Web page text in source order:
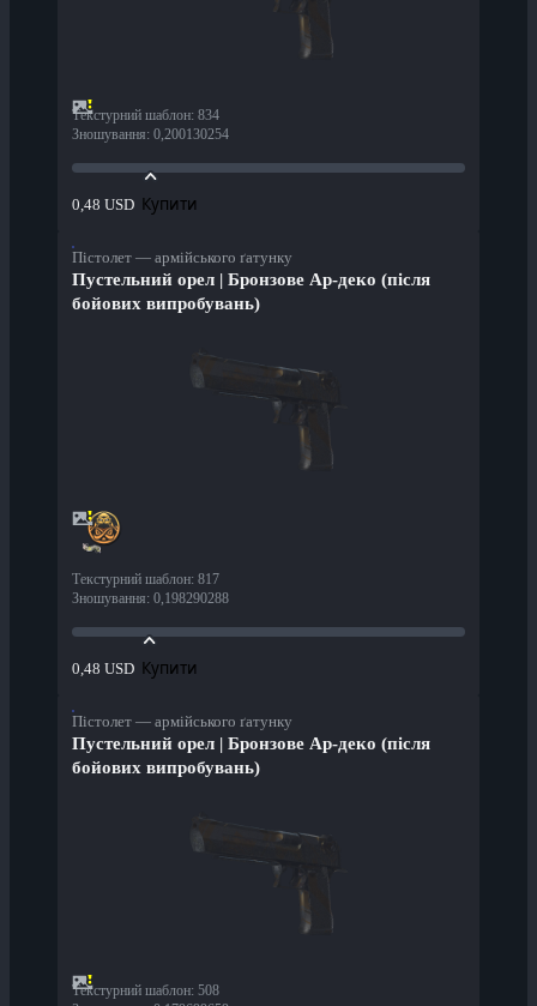
Текстурний шаблон: 834
Зношування: 0,200130254
0,48 USD Купити
Пістолет — армійського ґатунку
Пустельний орел | Бронзове Ар-деко (після
бойових випробувань)
Текстурний шаблон: 817
Зношування: 0,198290288
0,48 USD Купити
Пістолет — армійського ґатунку
Пустельний орел | Бронзове Ар-деко (після
бойових випробувань)
Текстурний шаблон: 508